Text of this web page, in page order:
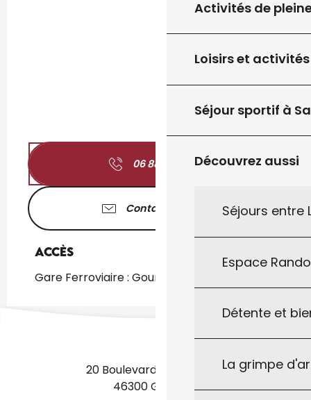
Activités de
Loisirs et activités
Séjour sportif à
Découvrez aussi
Séjours entre
Espace
Détente et
La grimpe
06 88 15 95 ▒▒
Contactez-nous
Accès
Accès
Gare Ferroviaire : Gourdon à 1km
20 Boulevard des Martyrs
46300 Gourdon